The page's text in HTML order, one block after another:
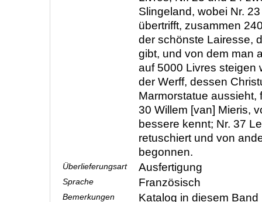
Slingeland, wobei Nr.
übertrifft, zusammen
der schönste Lairesse,
gibt, und von dem man
auf 5000 Livres steigen
der Werff, dessen
Marmorstatue aussieht,
30 Willem [van] Mieris,
bessere kennt; Nr. 37
retuschiert und von
begonnen.
Überlieferungsart Ausfertigung
Sprache Französisch
Bemerkungen
Katalog in diesem